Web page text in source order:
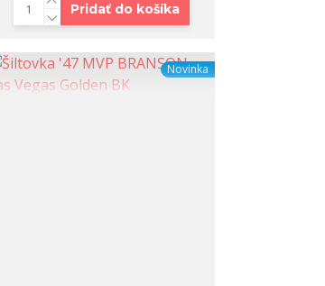
Pridať do košíka
Novinka